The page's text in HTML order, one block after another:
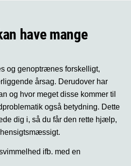
have mange
og genoptrænes forskelligt,
årsag. Derudover har
og hvor meget disse kommer til
også betydning. Dette
dig i, så du får den rette hjælp,
ifb. med en